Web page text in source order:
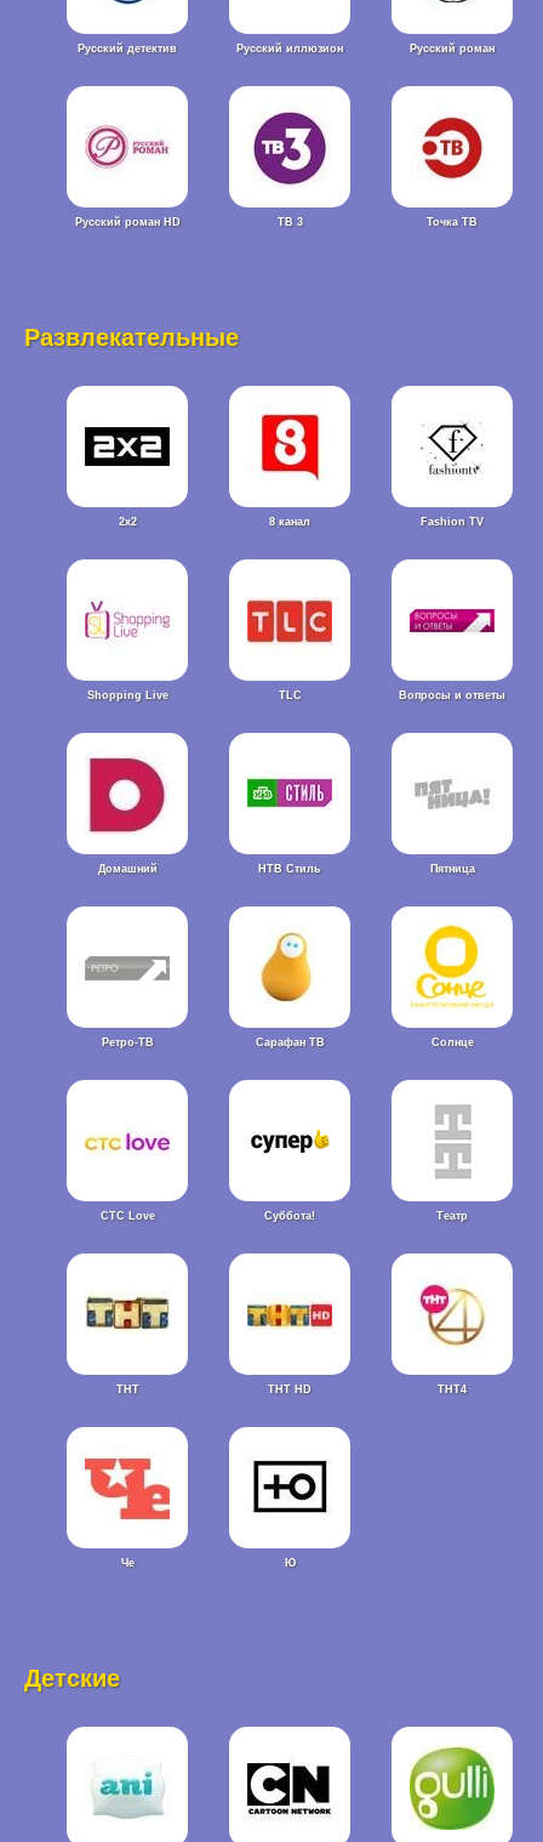
Русский детектив Русский иллюзион Русский роман
Русский роман HD ТВ 3 Точка ТВ
Развлекательные
2x2 8 канал Fashion TV
Shopping Live TLC Вопросы и ответы
Домашний НТВ Стиль Пятница
Ретро-ТВ Сарафан ТВ Солнце
СТС Love Суббота! Театр
ТНТ ТНТ HD ТНТ4
Че Ю
Детские